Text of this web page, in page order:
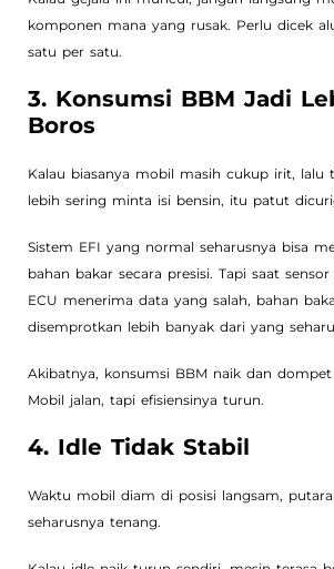
komponen mana yang rusak. Perlu dicek
satu per satu.
3. Konsumsi BBM Jadi
Boros
Kalau biasanya mobil masih cukup irit, lalu
lebih sering minta isi bensin, itu patut
Sistem EFI yang normal seharusnya bisa
bahan bakar secara presisi. Tapi saat
ECU menerima data yang salah, bahan
disemprotkan lebih banyak dari yang
Akibatnya, konsumsi BBM naik dan
Mobil jalan, tapi efisiensinya turun.
4. Idle Tidak Stabil
Waktu mobil diam di posisi langsam,
seharusnya tenang.